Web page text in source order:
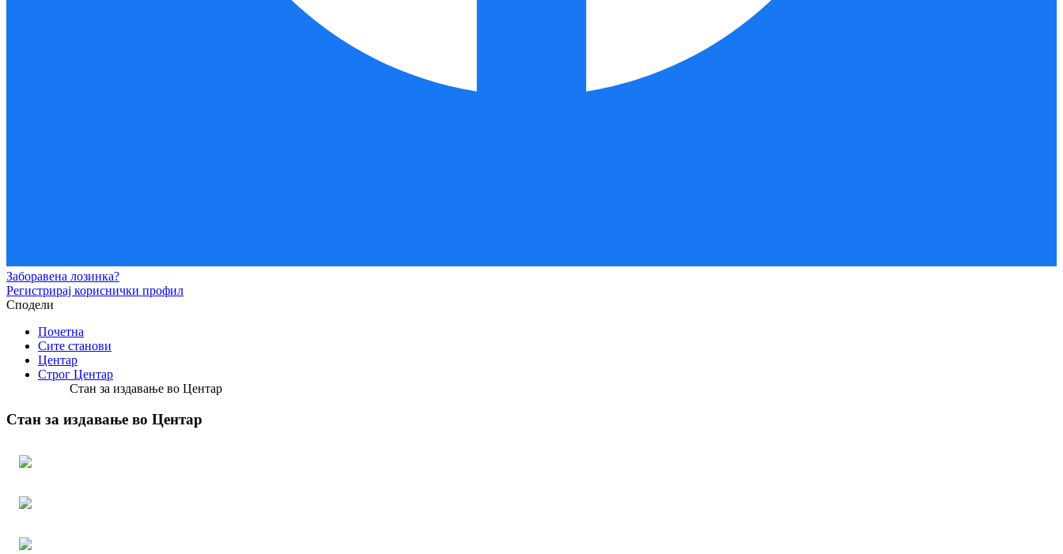
Заборавена лозинка?
Регистрирај кориснички профил
Сподели
Почетна
Сите станови
Центар
Строг Центар
Стан за издавање во Центар
Стан за издавање во Центар